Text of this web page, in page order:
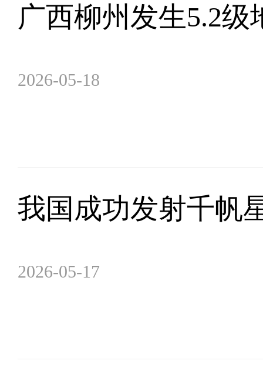
广西柳州发生5.2
2026-05-18
我国成功发射千帆
2026-05-17